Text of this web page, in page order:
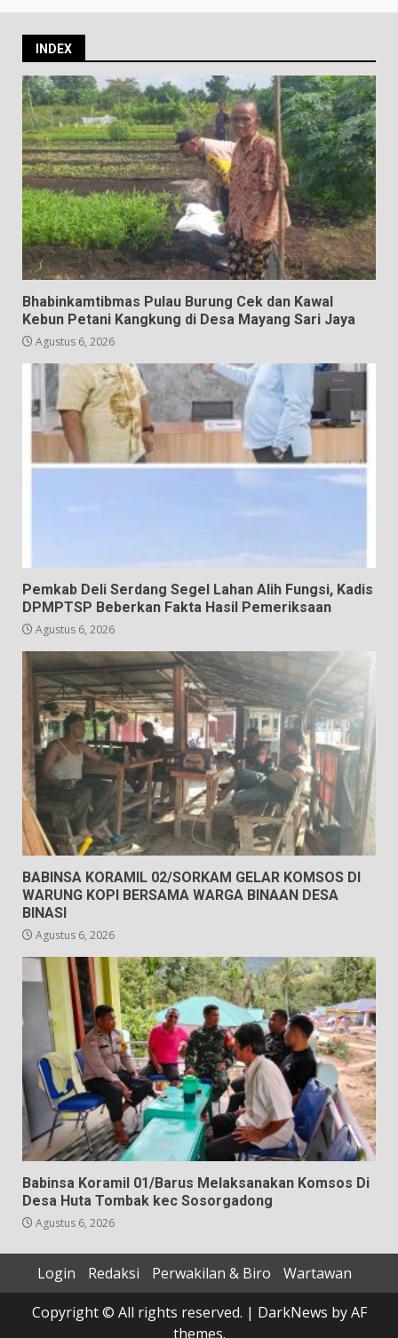
INDEX
Bhabinkamtibmas Pulau Burung Cek dan Kawal
Kebun Petani Kangkung di Desa Mayang Sari Jaya
Agustus 6, 2026
Pemkab Deli Serdang Segel Lahan Alih Fungsi, Kadis
DPMPTSP Beberkan Fakta Hasil Pemeriksaan
Agustus 6, 2026
BABINSA KORAMIL 02/SORKAM GELAR KOMSOS DI
WARUNG KOPI BERSAMA WARGA BINAAN DESA
BINASI
Agustus 6, 2026
Babinsa Koramil 01/Barus Melaksanakan Komsos Di
Desa Huta Tombak kec Sosorgadong
Agustus 6, 2026
Login Redaksi Perwakilan & Biro
Wartawan
Copyright © All rights reserved. | DarkNews by AF
themes.